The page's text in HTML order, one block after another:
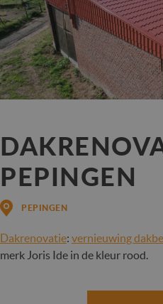
PEPINGEN
PEPINGEN
Dakrenovatie: vernieuwing
merk Joris Ide in de kleur rood.